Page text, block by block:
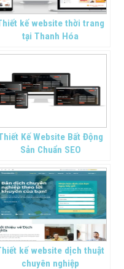
kế website thời trang
tại Thanh Hóa
Kế Website Bất Động
Sản Chuẩn SEO
kế website dịch thuật
chuyên nghiệp